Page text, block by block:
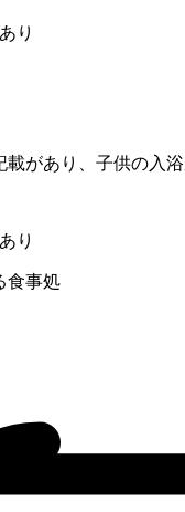
あり
載があり、子供の入
あり
食事処